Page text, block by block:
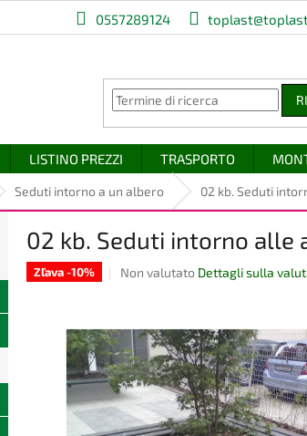
0557289124
LISTINO PREZZI TRASPORTO
Seduti intorno a un albero 02 kb. Seduti
02 kb. Seduti intorno alle
Zľava -10%
La
prodotto
è
0,0
su
5
stelle.
Non valutato Dettagli sulla